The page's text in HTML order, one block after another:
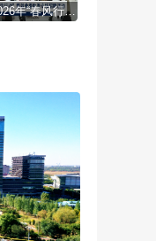
我市举办2026年“春风行动”暨就业援助季专场招聘活动